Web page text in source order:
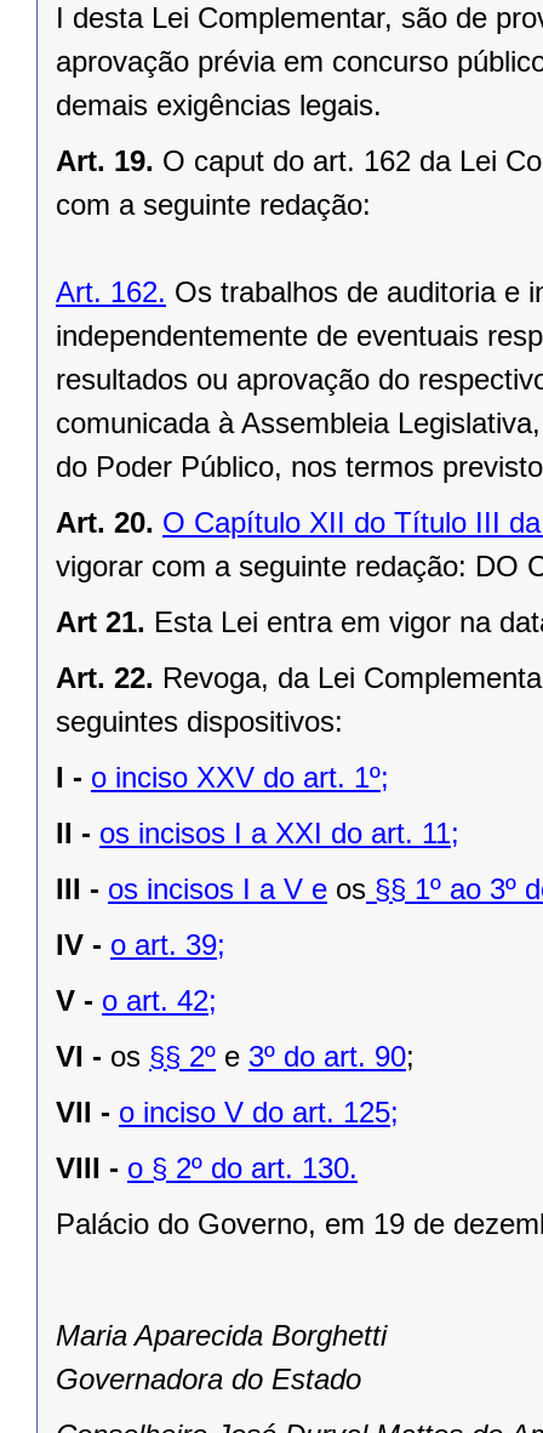
I desta Lei Complementar, são de
aprovação prévia em concurso
demais exigências legais.
Art. 19. O caput do art. 162 da Lei
com a seguinte redação:
Art. 162. Os trabalhos de auditoria e
independentemente de eventuais
resultados ou aprovação do
comunicada à Assembleia
do Poder Público, nos termos
Art. 20. O Capítulo XII do Título III
vigorar com a seguinte redação: DO
Art 21. Esta Lei entra em vigor na
Art. 22. Revoga, da Lei
seguintes dispositivos:
I - o inciso XXV do art. 1º;
II - os incisos I a XXI do art. 11;
III - os incisos I a V e os §§ 1º ao 3º
IV - o art. 39;
V - o art. 42;
VI - os §§ 2º e 3º do art. 90;
VII - o inciso V do art. 125;
VIII - o § 2º do art. 130.
Palácio do Governo, em 19 de
Maria Aparecida Borghetti
Governadora do Estado